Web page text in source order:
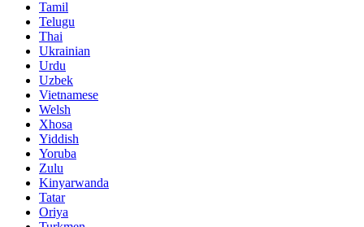
Tamil
Telugu
Thai
Ukrainian
Urdu
Uzbek
Vietnamese
Welsh
Xhosa
Yiddish
Yoruba
Zulu
Kinyarwanda
Tatar
Oriya